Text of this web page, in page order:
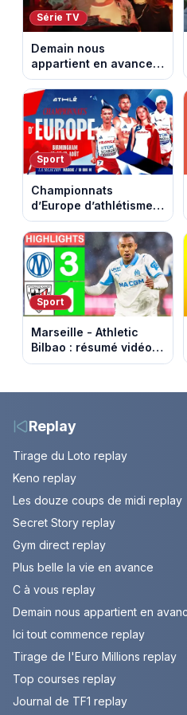
Série TV
Demain nous
appartient en avance :
Alex face à un choix
décisif. Episode du 11
août 2026.
Sport
Championnats
d’Europe d’athlétisme
2026 : le programme
complet à Birmingham
sur France Télévisions
Sport
Marseille - Athletic
Bilbao : résumé vidéo
du match amical au
août 2026)
Replay
Tirage du Loto replay
Keno replay
Les douze coups de midi replay
Secret Story replay
Gym direct replay
Plus belle la vie en avance
C à vous replay
Demain nous appartient en
Ici tout commence replay
Tirage de l'Euro Millions replay
Top courses replay
Journal de TF1 replay